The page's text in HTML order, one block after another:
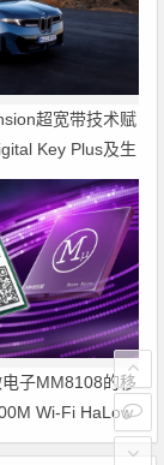
超宽带技术赋
Key Plus及生
能
子MM8108的移
Wi-Fi HaLow
四项国际认证 可